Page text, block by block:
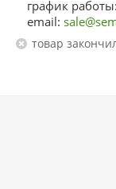
график
email:
Товар